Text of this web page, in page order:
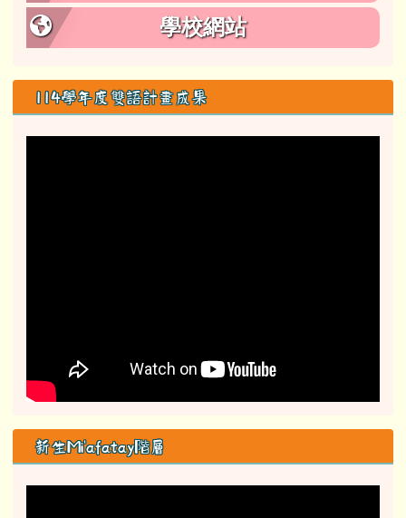
學校網站
114學年度雙語計畫成果
新生Mi'afatay階層